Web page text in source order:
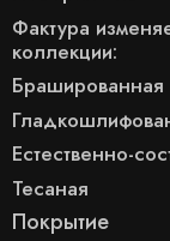
Фактура
коллекции:
Брашированная
Естественно-
Тесаная
Покрытие